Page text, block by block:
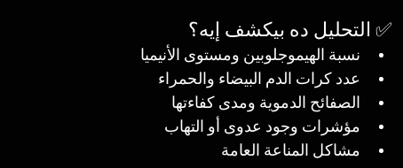
✅ التحليل ده بيكشف إيه؟
نسبة الهيموجلوبين ومستوى الأنيميا
عدد كرات الدم البيضاء والحمراء
الصفائح الدموية ومدى كفاءتها
مؤشرات وجود عدوى أو التهاب
مشاكل المناعة العامة